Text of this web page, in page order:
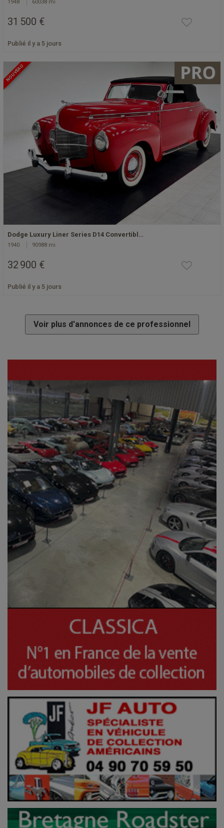
1948 60038 mi
31 500 €
Publié il y a 5 jours
NOUVEAU
Dodge Luxury Liner Series D14 Convertibl…
1940 90988 mi
32 900 €
Publié il y a 5 jours
Voir plus d'annonces de ce professionnel